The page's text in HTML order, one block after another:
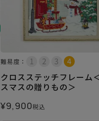
難易度：
クロスステッチフレーム
スマスの贈りもの＞
¥9,900税込